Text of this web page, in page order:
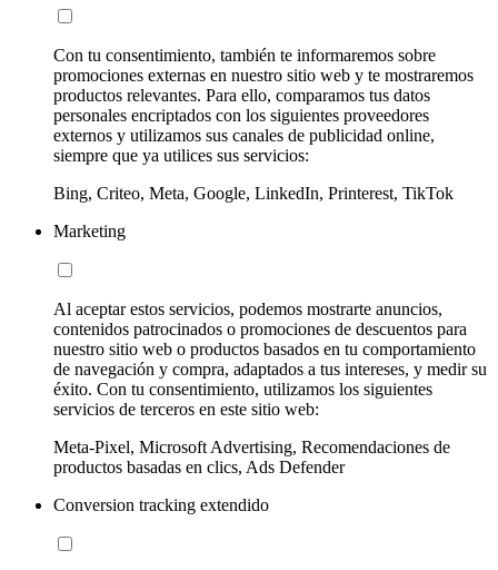
Con tu consentimiento, también te informaremos sobre
promociones externas en nuestro sitio web y te mostraremos
productos relevantes. Para ello, comparamos tus datos
personales encriptados con los siguientes proveedores
externos y utilizamos sus canales de publicidad online,
siempre que ya utilices sus servicios:
Bing, Criteo, Meta, Google, LinkedIn, Printerest, TikTok
Marketing
Al aceptar estos servicios, podemos mostrarte anuncios,
contenidos patrocinados o promociones de descuentos para
nuestro sitio web o productos basados en tu comportamiento
de navegación y compra, adaptados a tus intereses, y medir su
éxito. Con tu consentimiento, utilizamos los siguientes
servicios de terceros en este sitio web:
Meta-Pixel, Microsoft Advertising, Recomendaciones de
productos basadas en clics, Ads Defender
Conversion tracking extendido